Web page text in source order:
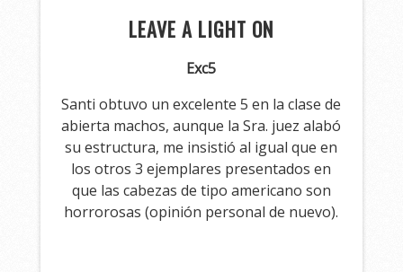
LEAVE A LIGHT ON
Exc5
Santi obtuvo un excelente 5 en la clase de
abierta machos, aunque la Sra. juez alabó
su estructura, me insistió al igual que en
los otros 3 ejemplares presentados en
que las cabezas de tipo americano son
horrorosas (opinión personal de nuevo).